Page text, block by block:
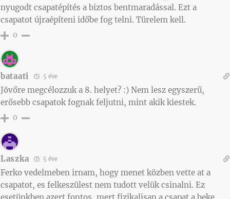
nyugodt csapatépítés a biztos bentmaradással. Ezt a
csapatot újraépíteni időbe fog telni. Türelem kell.
0
bataati 5 éve
Jövőre megcélozzuk a 8. helyet? :) Nem lesz egyszerű,
erősebb csapatok fognak feljutni, mint akik kiestek.
0
Laszka 5 éve
Ferko vedelmeben irnam, hogy menet közben vette at a
csapatot, es felkeszülest nem tudott velük csinalni. Ez